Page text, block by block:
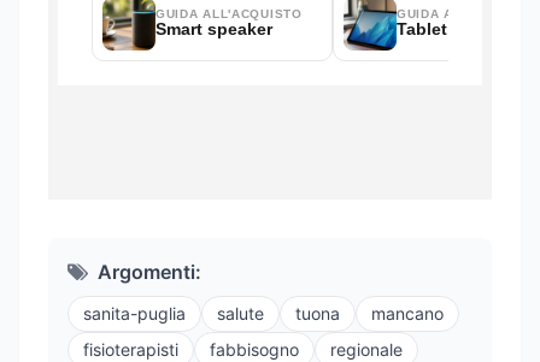
Argomenti:
sanita-puglia salute tuona
mancano
fisioterapisti
fabbisogno
regionale